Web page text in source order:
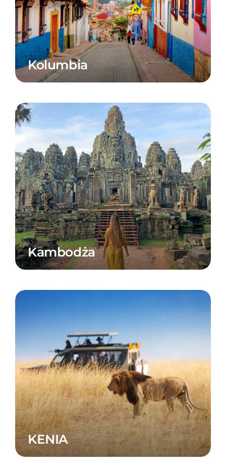
Kolumbia
Kambodża
KENIA